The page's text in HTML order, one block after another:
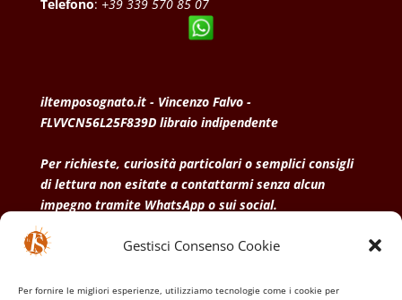
Gestisci Consenso Cookie
Per fornire le migliori esperienze, utilizziamo tecnologie come i cookie per
Telefono: +39 339 570 85 07
iltemposognato.it - Vincenzo Falvo -
FLVVCN56L25F839D libraio indipendente
Per richieste, curiosità particolari o semplici consigli
di lettura non esitate a contattarmi senza alcun
impegno tramite WhatsApp o sui social.
• Condizioni generali di vendita